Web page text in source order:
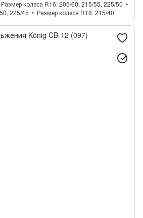
Размер колеса R16 205/60, 215/55, 225/50
225/45 Размер колеса R18 215/40